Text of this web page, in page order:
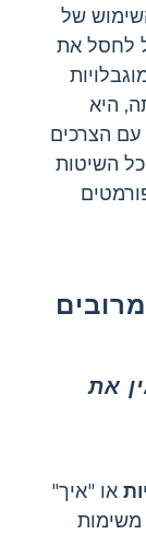
של
ל לחסל את
היא
עם הצרכים
השיטות
מרובים
את
או "איך"
משימות